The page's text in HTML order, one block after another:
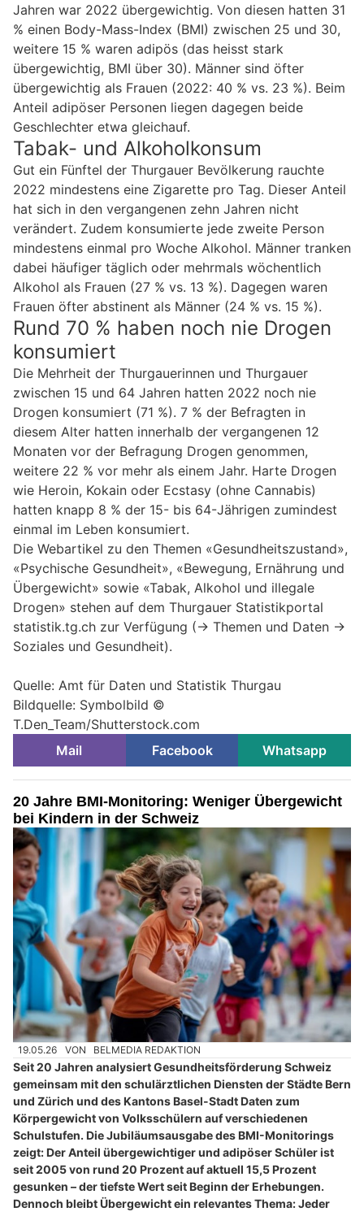
Jahren war 2022 übergewichtig. Von diesen hatten 31
% einen Body-Mass-Index (BMI) zwischen 25 und 30,
weitere 15 % waren adipös (das heisst stark
übergewichtig, BMI über 30). Männer sind öfter
übergewichtig als Frauen (2022: 40 % vs. 23 %). Beim
Anteil adipöser Personen liegen dagegen beide
Geschlechter etwa gleichauf.
Tabak- und Alkoholkonsum
Gut ein Fünftel der Thurgauer Bevölkerung rauchte
2022 mindestens eine Zigarette pro Tag. Dieser Anteil
hat sich in den vergangenen zehn Jahren nicht
verändert. Zudem konsumierte jede zweite Person
mindestens einmal pro Woche Alkohol. Männer tranken
dabei häufiger täglich oder mehrmals wöchentlich
Alkohol als Frauen (27 % vs. 13 %). Dagegen waren
Frauen öfter abstinent als Männer (24 % vs. 15 %).
Rund 70 % haben noch nie Drogen
konsumiert
Die Mehrheit der Thurgauerinnen und Thurgauer
zwischen 15 und 64 Jahren hatten 2022 noch nie
Drogen konsumiert (71 %). 7 % der Befragten in
diesem Alter hatten innerhalb der vergangenen 12
Monaten vor der Befragung Drogen genommen,
weitere 22 % vor mehr als einem Jahr. Harte Drogen
wie Heroin, Kokain oder Ecstasy (ohne Cannabis)
hatten knapp 8 % der 15- bis 64-Jährigen zumindest
einmal im Leben konsumiert.
Die Webartikel zu den Themen «Gesundheitszustand»,
«Psychische Gesundheit», «Bewegung, Ernährung und
Übergewicht» sowie «Tabak, Alkohol und illegale
Drogen» stehen auf dem Thurgauer Statistikportal
statistik.tg.ch zur Verfügung (-> Themen und Daten ->
Soziales und Gesundheit).
Quelle: Amt für Daten und Statistik Thurgau
Bildquelle: Symbolbild ©
T.Den_Team/Shutterstock.com
Mail
Facebook Whatsapp
20 Jahre BMI-Monitoring: Weniger Übergewicht
bei Kindern in der Schweiz
19.05.26 VON BELMEDIA REDAKTION
Seit 20 Jahren analysiert Gesundheitsförderung Schweiz
gemeinsam mit den schulärztlichen Diensten der Städte Bern
und Zürich und des Kantons Basel-Stadt Daten zum
Körpergewicht von Volksschülern auf verschiedenen
Schulstufen. Die Jubiläumsausgabe des BMI-Monitorings
zeigt: Der Anteil übergewichtiger und adipöser Schüler ist
seit 2005 von rund 20 Prozent auf aktuell 15,5 Prozent
gesunken – der tiefste Wert seit Beginn der Erhebungen.
Dennoch bleibt Übergewicht ein relevantes Thema: Jeder